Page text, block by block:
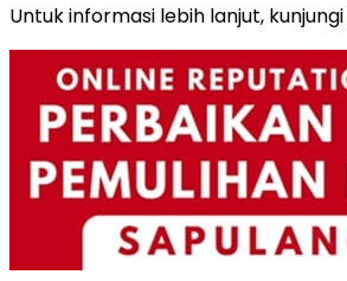
Untuk informasi lebih lanjut, kunjungi